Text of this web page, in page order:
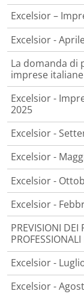
Excelsior –
Excelsior -
La domanda di
imprese
Excelsior -
2025
Excelsior -
Excelsior -
Excelsior -
Excelsior -
PREVISIONI DEI
Excelsior -
Excelsior -